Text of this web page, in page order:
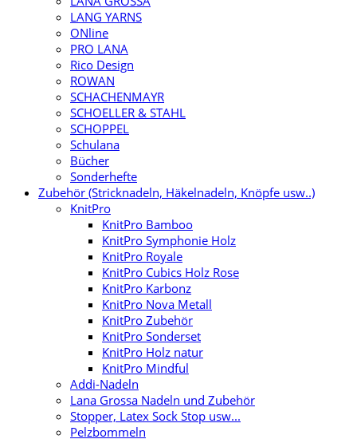
LANG YARNS
ONline
PRO LANA
Rico Design
ROWAN
SCHACHENMAYR
SCHOELLER & STAHL
SCHOPPEL
Schulana
Bücher
Sonderhefte
Zubehör (Stricknadeln, Häkelnadeln, Knöpfe usw..)
KnitPro
KnitPro Bamboo
KnitPro Symphonie Holz
KnitPro Royale
KnitPro Cubics Holz Rose
KnitPro Karbonz
KnitPro Nova Metall
KnitPro Zubehör
KnitPro Sonderset
KnitPro Holz natur
KnitPro Mindful
Addi-Nadeln
Lana Grossa Nadeln und Zubehör
Stopper, Latex Sock Stop usw...
Pelzbommeln